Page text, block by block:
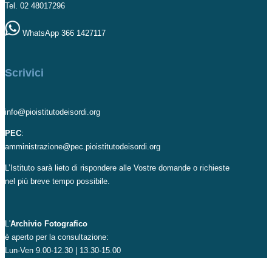
Tel. 02 48017296
WhatsApp 366 1427117
Scrivici
info@pioistitutodeisordi.org
PEC:
amministrazione@pec.pioistitutodeisordi.org
L’Istituto sarà lieto di rispondere alle Vostre domande o richieste
nel più breve tempo possibile.
L'Archivio Fotografico
è aperto per la consultazione:
Lun-Ven 9.00-12.30 | 13.30-15.00